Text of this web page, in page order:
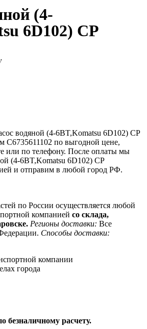
(4-
6D102) CP
водяной (4-6BT,Komatsu 6D102) CP
C6735611102 по выгодной цене,
или по телефону. После оплаты мы
(4-6BT,Komatsu 6D102) CP
и отправим в любой город РФ.
по России осуществляется любой
компанией со склада,
Регионы доставки: Все
Способы доставки:
компании
города
безналичному расчету.